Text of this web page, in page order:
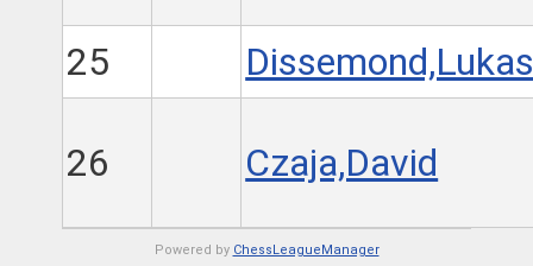
25
26 Czaja,David
Powered by ChessLeagueManager